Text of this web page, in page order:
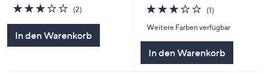
3.0
von
(2)
In den Warenkorb
3.0
von
5
(1)
Weitere Farben verfügbar
In den Warenkorb